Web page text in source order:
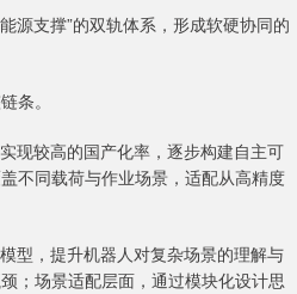
源支撑”的双轨体系，形成软硬协同的
条。
现较高的国产化率，逐步构建自主可
不同载荷与作业场景，适配从高精度
型，提升机器人对复杂场景的理解与
；场景适配层面，通过模块化设计思